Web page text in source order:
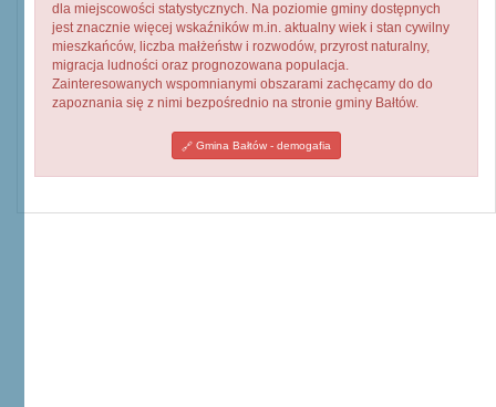
dla miejscowości statystycznych. Na poziomie gminy dostępnych
jest znacznie więcej wskaźników m.in. aktualny wiek i stan cywilny
mieszkańców, liczba małżeństw i rozwodów, przyrost naturalny,
migracja ludności oraz prognozowana populacja.
Zainteresowanych wspomnianymi obszarami zachęcamy do do
zapoznania się z nimi bezpośrednio na stronie gminy Bałtów.
Gmina Bałtów - demogafia